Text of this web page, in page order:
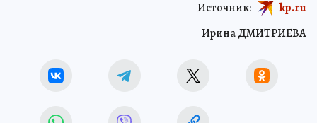
Ирина ДМИТРИЕВА
Источник: kp.ru